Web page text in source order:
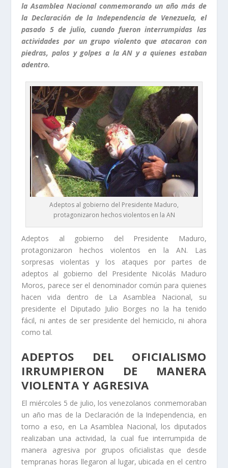
la Asamblea Nacional conmemorando un año más de
la Declaración de la Independencia de Venezuela, el
pasado 5 de julio, cuando fueron interrumpidas las
actividades por un grupo violento que atacaron con
piedras, palos y golpes a la AN y a quienes estaban
adentro.
Adeptos al gobierno del Presidente Maduro,
protagonizaron hechos violentos en la AN
Adeptos al gobierno del Presidente Maduro,
protagonizaron hechos violentos en la AN. Las
sorpresas violentas y los ataques por partes de
adeptos al gobierno del Presidente Nicolás Maduro
Moros, parece ser el denominador común para quienes
hacen vida dentro de La Asamblea Nacional, su
presidente el Diputado Julio Borges no la ha tenido
fácil, ni antes de ser presidente del hemiciclo, ni ahora
como tal.
ADEPTOS DEL OFICIALISMO
IRRUMPIERON DE MANERA
VIOLENTA Y AGRESIVA
El miércoles 5 de julio, los venezolanos conmemoraban
un año mas de la Declaración de la Independencia, en
torno a eso, en La Asamblea Nacional, los diputados
realizaban una actividad, la cual fue interrumpida de
manera agresiva por grupos oficialistas que desde
tempranas horas llegaron al lugar, ubicada en el centro